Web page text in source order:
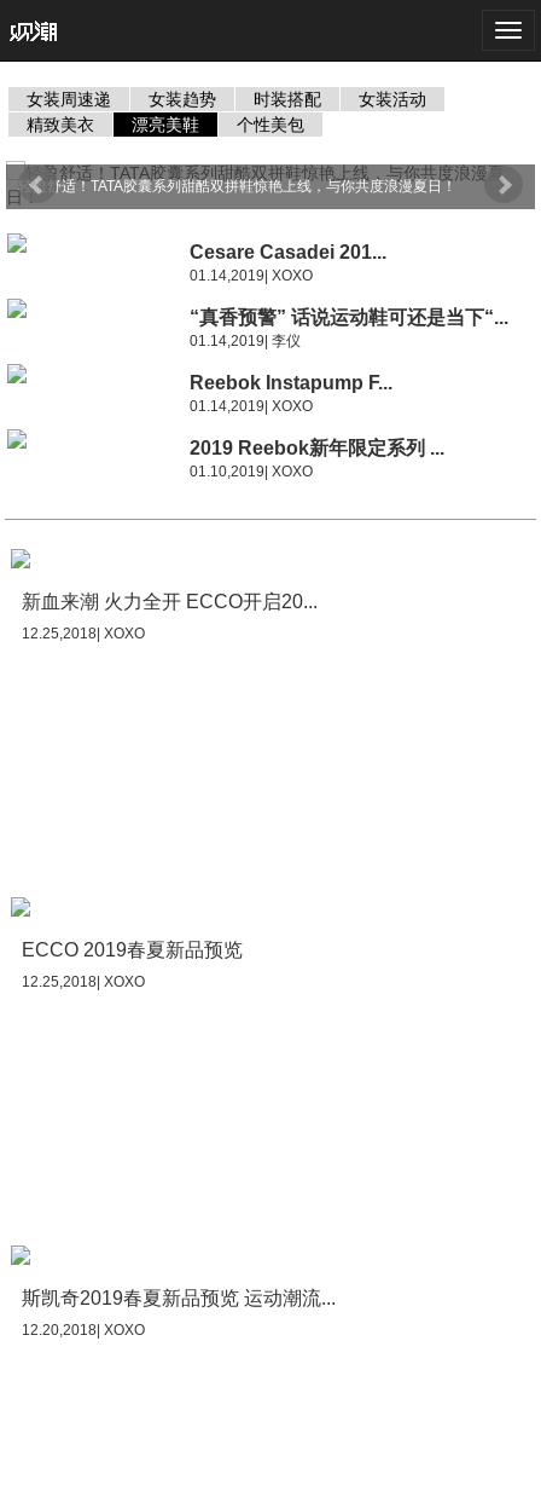
女装周速递 女装趋势 时装搭配
女装活动
精致美衣
漂亮美鞋 个性美包
轻盈舒适！TATA胶囊系列甜酷双拼鞋惊艳上线，与你共度浪漫夏日！
Cesare Casadei 201...
01.14,2019| XOXO
“真香预警” 话说运动鞋可还是当下“...
01.14,2019| 李仪
Reebok Instapump F...
01.14,2019| XOXO
2019 Reebok新年限定系列 ...
01.10,2019| XOXO
新血来潮 火力全开 ECCO开启20...
12.25,2018| XOXO
ECCO 2019春夏新品预览
12.25,2018| XOXO
斯凯奇2019春夏新品预览 运动潮流...
12.20,2018| XOXO